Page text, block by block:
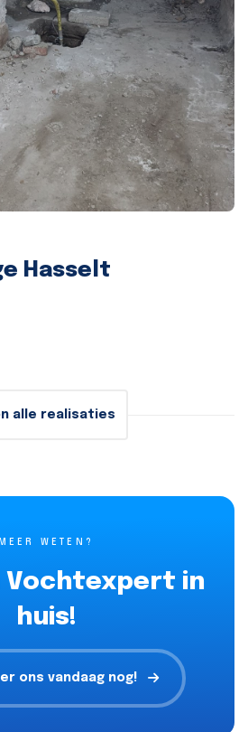
Hasselt
alle realisaties
MEER WETEN?
Vochtexpert in
huis!
ons vandaag nog!